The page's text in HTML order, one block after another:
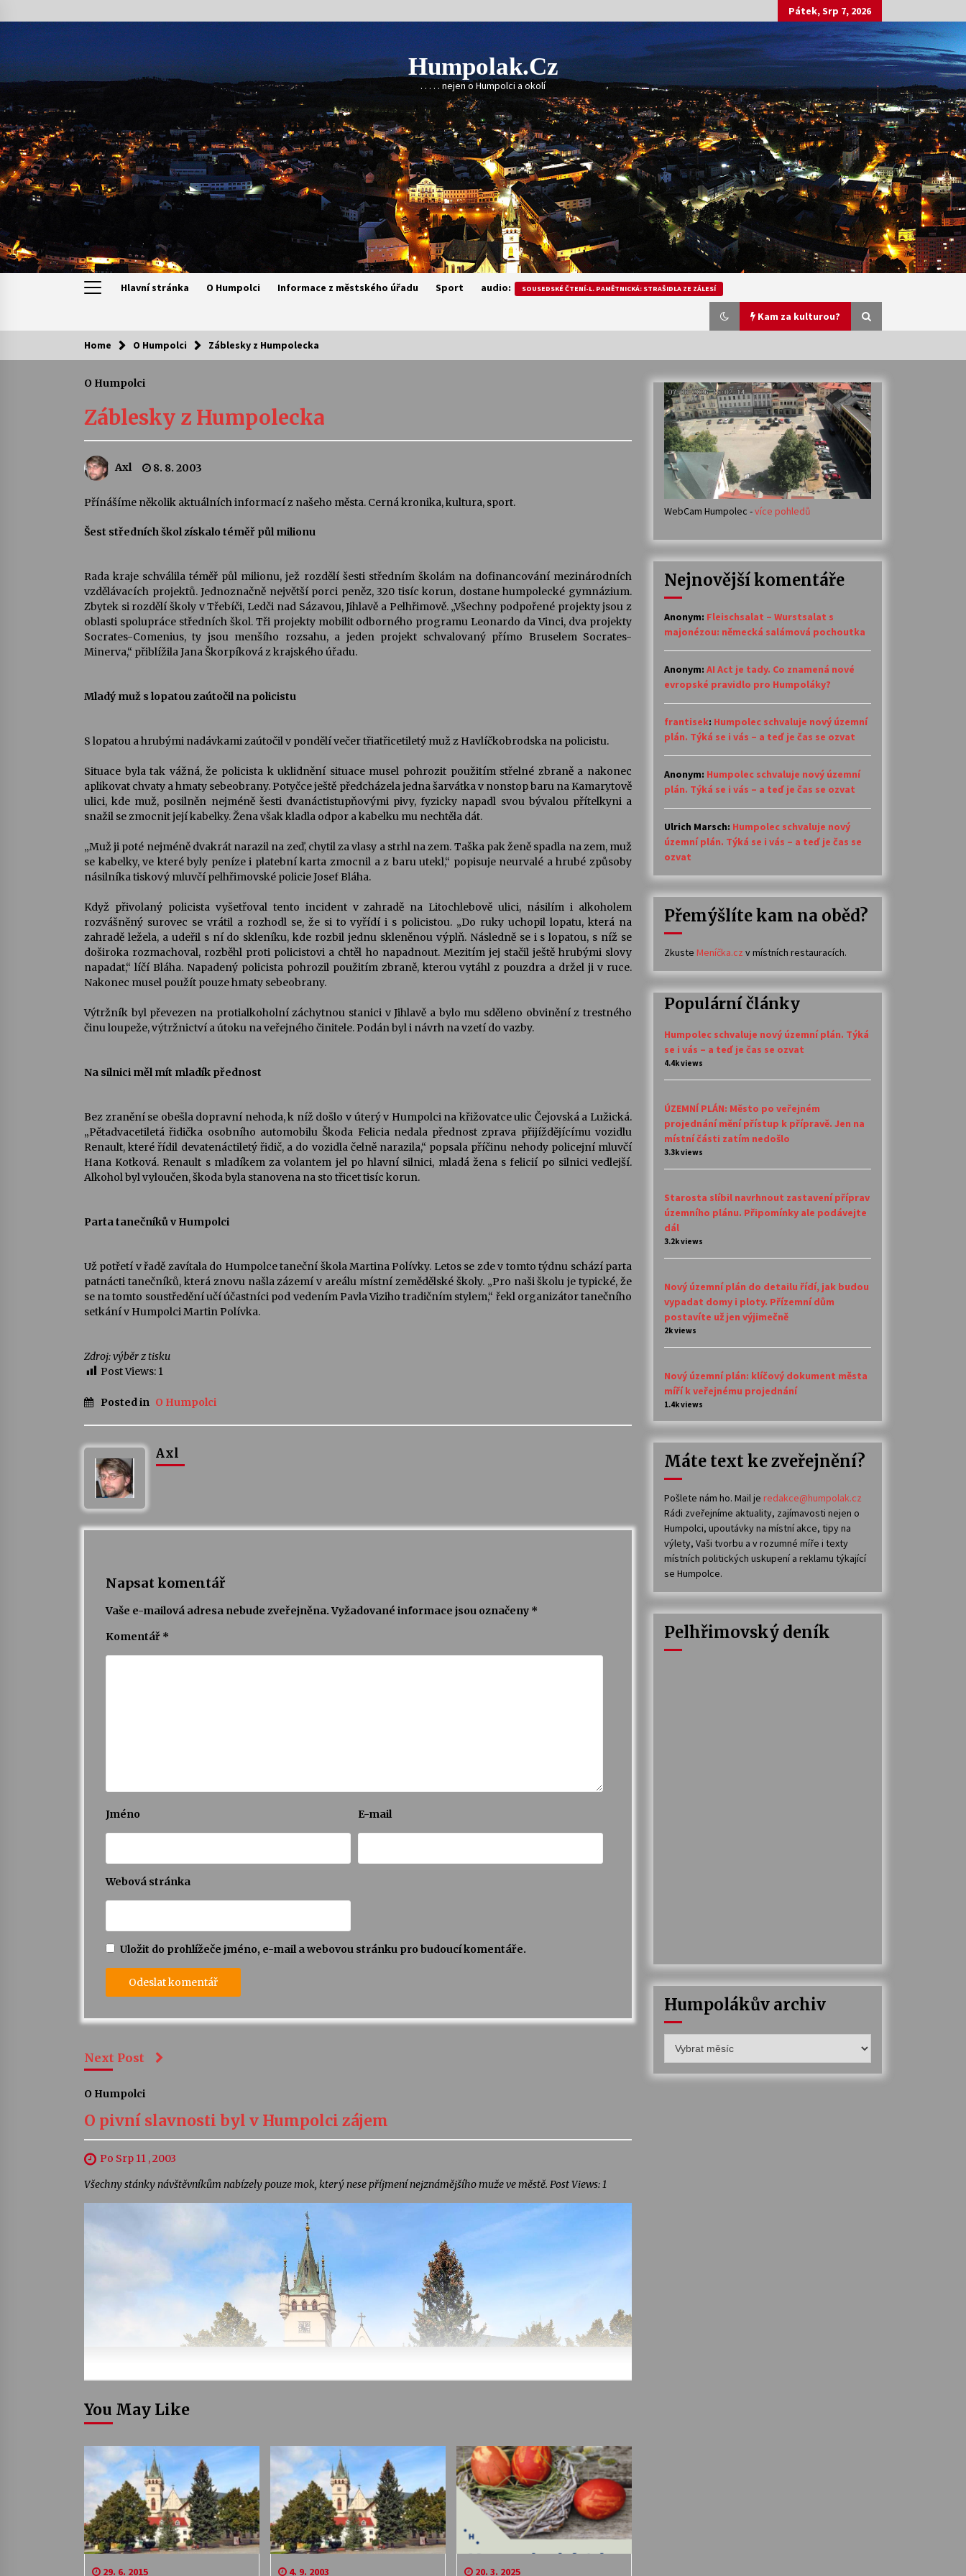
to
content
Pátek, Srp 7, 2026
Humpolak.cz
. . . . . nejen o Humpolci a okolí
Hlavní stránka O Humpolci Informace z městského úřadu Sport audio: SOUSEDSKÉ ČTENÍ-L. PAMĚTNICKÁ: STRAŠIDLA ZE ZÁLESÍ
Kam za kulturou?
Kam za kulturou?
Camerata a Sukuba Ensemble
4. 8. 2026
Veselí muzikanti
30. 7. 2026
Pozvánka na integrační festival
Quijotova šedesátka: 28. 7.–1. 8.
28. 7. 2026
Votavžatský ploty
23. 7. 2026
Letní koncerty ve Stromovce: Rufus
14. 7. 2026
Za kulturou kousek za Humpolec. V
Želivě ožije odkaz Josefa Čapka
13. 7. 2026
Varhanní recitál Michala Novenka v
Klášteře Želiv
3. 7. 2026
30. 6. 2026
Home O Humpolci Záblesky z Humpolecka
O Humpolci
Záblesky z Humpolecka
Axl 8. 8. 2003
Přínášíme několik aktuálních informací z našeho města. Cerná kronika, kultura, sport.
Šest středních škol získalo téměř půl milionu
Rada kraje schválila téměř půl milionu, jež rozdělí šesti středním školám na dofinancování mezinárodních
vzdělávacích projektů. Jednoznačně největší porci peněz, 320 tisíc korun, dostane humpolecké gymnázium.
Zbytek si rozdělí školy v Třebíči, Ledči nad Sázavou, Jihlavě a Pelhřimově. „Všechny podpořené projekty jsou z
oblasti spolupráce středních škol. Tři projekty mobilit odborného programu Leonardo da Vinci, dva projekty
Socrates-Comenius, ty jsou menšího rozsahu, a jeden projekt schvalovaný přímo Bruselem Socrates-
Minerva,“ přiblížila Jana Škorpíková z krajského úřadu.
Mladý muž s lopatou zaútočil na policistu
S lopatou a hrubými nadávkami zaútočil v pondělí večer třiatřicetiletý muž z Havlíčkobrodska na policistu.
Situace byla tak vážná, že policista k uklidnění situace musel pohrozit použitím střelné zbraně a nakonec
aplikovat chvaty a hmaty sebeobrany. Potyčce ještě předcházela jedna šarvátka v nonstop baru na Kamarytově
ulici, kde muž, posilněn nejméně šesti dvanáctistupňovými pivy, fyzicky napadl svou bývalou přítelkyni a
snažil se zmocnit její kabelky. Žena však kladla odpor a kabelku mu nechtěla dát.
„Muž ji poté nejméně dvakrát narazil na zeď, chytil za vlasy a strhl na zem. Taška pak ženě spadla na zem, muž
se kabelky, ve které byly peníze i platební karta zmocnil a z baru utekl,“ popisuje neurvalé a hrubé způsoby
násilníka tiskový mluvčí pelhřimovské policie Josef Bláha.
Když přivolaný policista vyšetřoval tento incident v zahradě na Litochlebově ulici, násilím i alkoholem
rozvášněný surovec se vrátil a rozhodl se, že si to vyřídí i s policistou. „Do ruky uchopil lopatu, která na
zahradě ležela, a udeřil s ní do skleníku, kde rozbil jednu skleněnou výplň. Následně se i s lopatou, s níž se
doširoka rozmachoval, rozběhl proti policistovi a chtěl ho napadnout. Mezitím jej stačil ještě hrubými slovy
napadat,“ líčí Bláha. Napadený policista pohrozil použitím zbraně, kterou vytáhl z pouzdra a držel ji v ruce.
Nakonec musel použít pouze hmaty sebeobrany.
Výtržník byl převezen na protialkoholní záchytnou stanici v Jihlavě a bylo mu sděleno obvinění z trestného
činu loupeže, výtržnictví a útoku na veřejného činitele. Podán byl i návrh na vzetí do vazby.
Na silnici měl mít mladík přednost
Bez zranění se obešla dopravní nehoda, k níž došlo v úterý v Humpolci na křižovatce ulic Čejovská a Lužická.
„Pětadvacetiletá řidička osobního automobilu Škoda Felicia nedala přednost zprava přijíždějícímu vozidlu
Renault, které řídil devatenáctiletý řidič, a do vozidla čelně narazila,“ popsala příčinu nehody policejní mluvčí
Hana Kotková. Renault s mladíkem za volantem jel po hlavní silnici, mladá žena s felicií po silnici vedlejší.
Alkohol byl vyloučen, škoda byla stanovena na sto třicet tisíc korun.
Parta tanečníků v Humpolci
Už potřetí v řadě zavítala do Humpolce taneční škola Martina Polívky. Letos se zde v tomto týdnu schází parta
patnácti tanečníků, která znovu našla zázemí v areálu místní zemědělské školy. „Pro naši školu je typické, že
se na tomto soustředění učí účastníci pod vedením Pavla Viziho tradičním stylem,“ řekl organizátor tanečního
setkání v Humpolci Martin Polívka.
Zdroj: výběr z tisku
Post Views: 1
Posted in O Humpolci
Axl
Napsat komentář
Vaše e-mailová adresa nebude zveřejněna. Vyžadované informace jsou označeny *
Komentář *
Jméno E-mail
Webová stránka
Uložit do prohlížeče jméno, e-mail a webovou stránku pro budoucí komentáře.
Next Post
O Humpolci
O pivní slavnosti byl v Humpolci zájem
Po Srp 11 , 2003
Všechny stánky návštěvníkům nabízely pouze mok, který nese příjmení nejznámějšího muže ve městě. Post Views: 1
You May Like
29. 6. 2015 4. 9. 2003 20. 3. 2025
WebCam Humpolec -více pohledů
Nejnovější komentáře
Anonym: Fleischsalat – Wurstsalat s
majonézou: německá salámová pochoutka
Anonym: AI Act je tady. Co znamená nové
evropské pravidlo pro Humpoláky?
frantisek: Humpolec schvaluje nový územní
plán. Týká se i vás – a teď je čas se ozvat
Anonym: Humpolec schvaluje nový územní
plán. Týká se i vás – a teď je čas se ozvat
Ulrich Marsch: Humpolec schvaluje nový
územní plán. Týká se i vás – a teď je čas se
ozvat
Přemýšlíte kam na oběd?
Zkuste Meníčka.cz v místních restauracích.
Populární články
Humpolec schvaluje nový územní plán. Týká
se i vás – a teď je čas se ozvat
4.4k views
ÚZEMNÍ PLÁN: Město po veřejném
projednání mění přístup k přípravě. Jen na
místní části zatím nedošlo
3.3k views
Starosta slíbil navrhnout zastavení příprav
územního plánu. Připomínky ale podávejte
dál
3.2k views
Nový územní plán do detailu řídí, jak budou
vypadat domy i ploty. Přízemní dům
postavíte už jen výjimečně
2k views
Nový územní plán: klíčový dokument města
míří k veřejnému projednání
1.4k views
Máte text ke zveřejnění?
Pošlete nám ho. Mail je redakce@humpolak.cz
Rádi zveřejníme aktuality, zajímavosti nejen o
Humpolci, upoutávky na místní akce, tipy na
výlety, Vaši tvorbu a v rozumné míře i texty
místních politických uskupení a reklamu týkající
se Humpolce.
Pelhřimovský deník
Humpolákův archiv
archiv